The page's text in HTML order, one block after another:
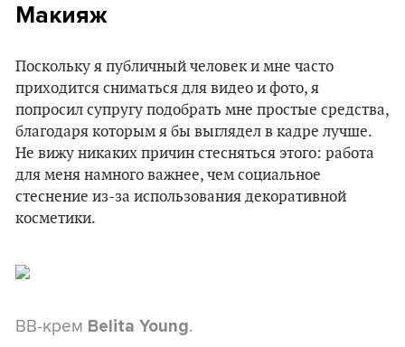
Макияж
Поскольку я публичный человек и мне часто
приходится сниматься для видео и фото, я
попросил супругу подобрать мне простые средства,
благодаря которым я бы выглядел в кадре лучше.
Не вижу никаких причин стесняться этого: работа
для меня намного важнее, чем социальное
стеснение из-за использования декоративной
косметики.
ВВ-крем Belita Young.